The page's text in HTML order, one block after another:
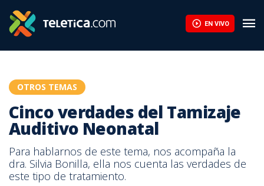
EN VIVO
OTROS TEMAS
Cinco verdades del Tamizaje
Auditivo Neonatal
Para hablarnos de este tema, nos acompaña la
dra. Silvia Bonilla, ella nos cuenta las verdades de
este tipo de tratamiento.